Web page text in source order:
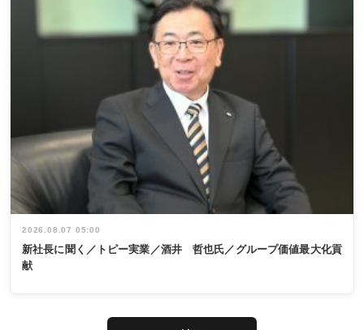
2026.08.07 05:00
新社長に聞く／トピー実業／酒井 哲也氏／グループ価値最大化貢
献